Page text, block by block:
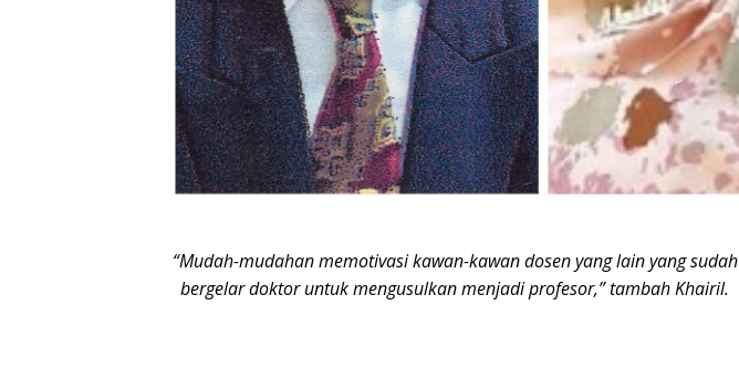
“Mudah-mudahan memotivasi kawan-kawan dosen yang lain yang sudah
bergelar doktor untuk mengusulkan menjadi profesor,” tambah Khairil.